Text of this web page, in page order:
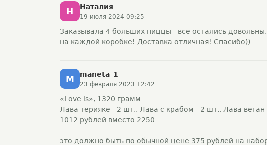
Н Наталия
19 июля 2024 09:25
Заказывала 4 больших пиццы - все остались
на каждой коробке! Доставка отличная! Спасибо))
M maneta_1
23 февраля 2023 12:42
«Love is», 1320 грамм
Лава терияке - 2 шт., Лава с крабом - 2 шт., Лава веган
1012 рублей вместо 2250
это должно быть по обычной цене 375 рублей на